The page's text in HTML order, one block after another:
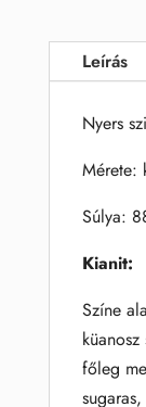
Leírás
Nyers
Mérete:
Súlya:
Kianit:
Színe
főleg